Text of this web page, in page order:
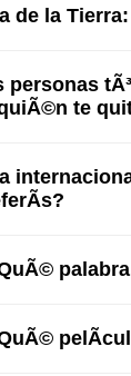
de la
personas
te